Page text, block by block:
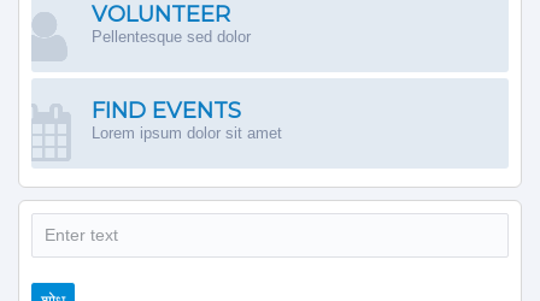
VOLUNTEER
Pellentesque sed dolor
FIND EVENTS
Lorem ipsum dolor sit amet
शोध
शोध